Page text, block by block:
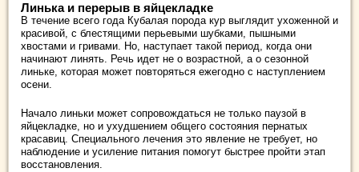
Линька и перерыв в яйцекладке
В течение всего года Кубалая порода кур выглядит ухоженной и
красивой, с блестящими перьевыми шубками, пышными
хвостами и гривами. Но, наступает такой период, когда они
начинают линять. Речь идет не о возрастной, а о сезонной
линьке, которая может повторяться ежегодно с наступлением
осени.
Начало линьки может сопровождаться не только паузой в
яйцекладке, но и ухудшением общего состояния пернатых
красавиц. Специального лечения это явление не требует, но
наблюдение и усиление питания помогут быстрее пройти этап
восстановления.